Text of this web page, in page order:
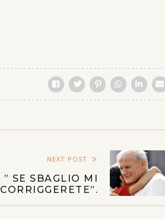
NEXT POST
” SE SBAGLIO MI
CORRIGGERETE”.